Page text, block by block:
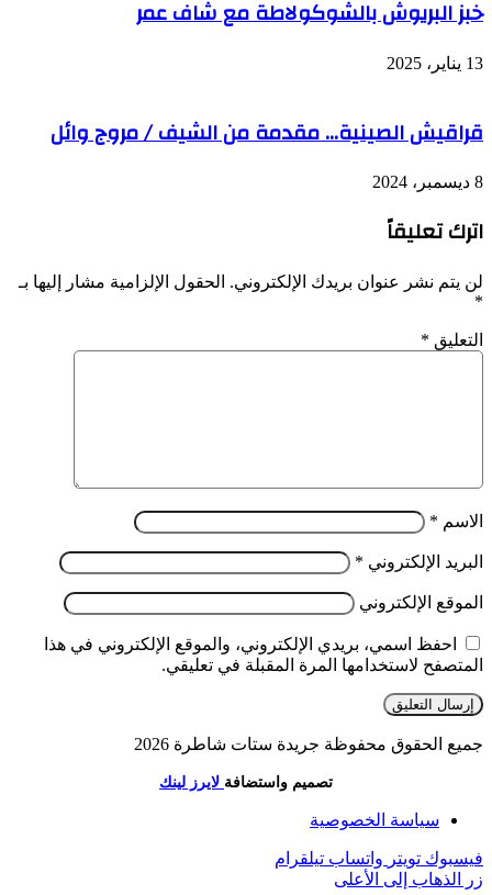
خبز البريوش بالشوكولاطة مع شاف عمر
13 يناير، 2025
قراقيش الصينية… مقدمة من الشيف / مروج وائل
8 ديسمبر، 2024
اترك تعليقاً
لن يتم نشر عنوان بريدك الإلكتروني. الحقول الإلزامية مشار إليها بـ
*
التعليق *
الاسم *
البريد الإلكتروني *
الموقع الإلكتروني
احفظ اسمي، بريدي الإلكتروني، والموقع الإلكتروني في هذا
المتصفح لاستخدامها المرة المقبلة في تعليقي.
جميع الحقوق محفوظة جريدة ستات شاطرة 2026
تصميم واستضافة لايرز لينك
سياسة الخصوصية
فيسبوك تويتر واتساب تيلقرام
زر الذهاب إلى الأعلى